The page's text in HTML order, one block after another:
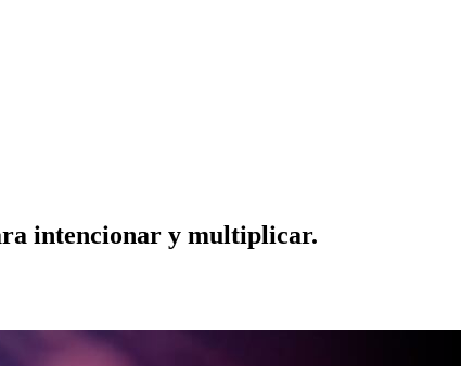
intencionar y multiplicar.